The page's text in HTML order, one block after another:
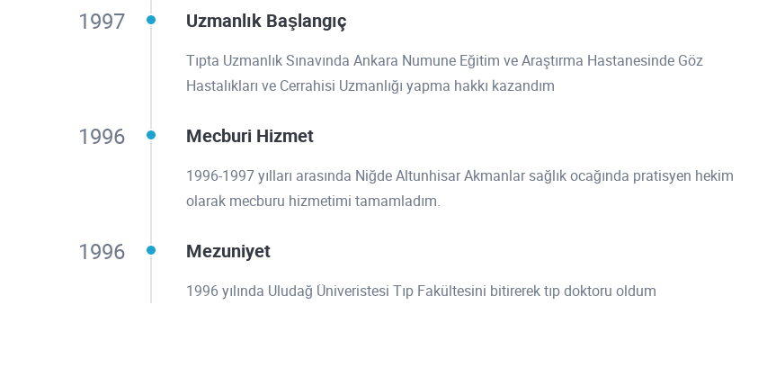
1997 Uzmanlık Başlangıç
Tıpta Uzmanlık Sınavında Ankara Numune Eğitim ve Araştırma Hastanesinde Göz
Hastalıkları ve Cerrahisi Uzmanlığı yapma hakkı kazandım
1996 Mecburi Hizmet
1996-1997 yılları arasında Niğde Altunhisar Akmanlar sağlık ocağında pratisyen hekim
olarak mecburu hizmetimi tamamladım.
1996 Mezuniyet
1996 yılında Uludağ Üniveristesi Tıp Fakültesini bitirerek tıp doktoru oldum